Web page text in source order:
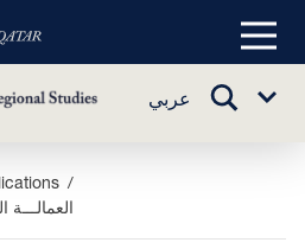
Main
عربي
TOGGLE
Sub